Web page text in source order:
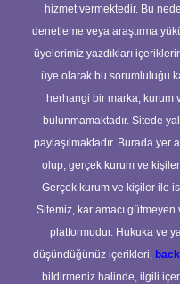
hizmet vermektedir. Bu
denetleme veya araştırma
üyelerimiz yazdıkları
üye olarak bu sorumluluğu
herhangi bir marka, kurum
bulunmamaktadır. Sitede
paylaşılmaktadır. Burada yer
olup, gerçek kurum ve kişiler
Gerçek kurum ve kişiler ile
Sitemiz, kar amacı
platformudur. Hukuka ve
düşündüğünüz içerikleri,
bildirmeniz halinde, ilgili